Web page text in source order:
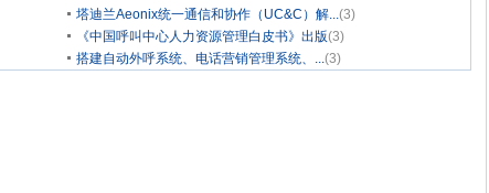
塔迪兰Aeonix统一通信和协作（UC&C）解...(3)
《中国呼叫中心人力资源管理白皮书》出版(3)
搭建自动外呼系统、电话营销管理系统、...(3)